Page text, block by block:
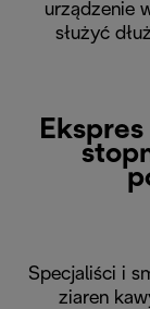
urządzenie
służyć
Specjaliści i
ziaren